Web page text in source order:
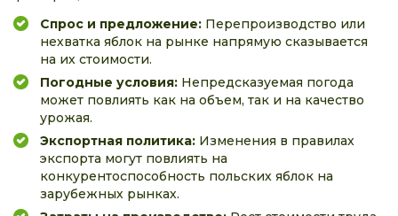
Спрос и предложение: Перепроизводство или
нехватка яблок на рынке напрямую сказывается
на их стоимости.
Погодные условия: Непредсказуемая погода
может повлиять как на объем, так и на качество
урожая.
Экспортная политика: Изменения в правилах
экспорта могут повлиять на
конкурентоспособность польских яблок на
зарубежных рынках.